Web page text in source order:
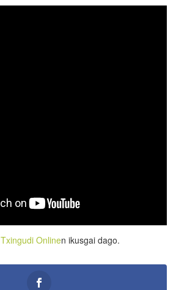
Txingudi Onlinen ikusgai dago.